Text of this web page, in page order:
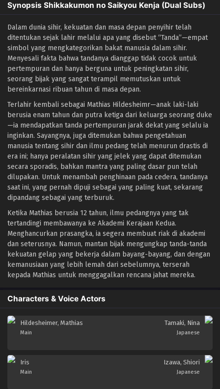
Synopsis Shikkakumon no Saikyou Kenja (Dual Subs)
Dalam dunia sihir, kekuatan dan masa depan penyihir telah
ditentukan sejak lahir melalui apa yang disebut “Tanda”—empat
simbol yang mengkategorikan bakat manusia dalam sihir.
Menyesali fakta bahwa tandanya dianggap tidak cocok untuk
pertempuran dan hanya berguna untuk peningkatan sihir,
seorang bijak yang sangat terampil memutuskan untuk
bereinkarnasi ribuan tahun di masa depan.
Terlahir kembali sebagai Mathias Hildesheimr—anak laki-laki
berusia enam tahun dan putra ketiga dari keluarga seorang duke
—ia mendapatkan tanda pertempuran jarak dekat yang selalu ia
inginkan. Sayangnya, juga ditemukan bahwa pengetahuan
manusia tentang sihir dan ilmu pedang telah menurun drastis di
era ini; hanya peralatan sihir yang jelek yang dapat ditemukan
secara sporadis, bahkan mantra yang paling dasar pun telah
dilupakan. Untuk menambah penghinaan pada cedera, tandanya
saat ini, yang pernah dipuji sebagai yang paling kuat, sekarang
dipandang sebagai yang terburuk.
Ketika Mathias berusia 12 tahun, ilmu pedangnya yang tak
tertandingi membawanya ke Akademi Kerajaan Kedua.
Menghancurkan prasangka, ia segera membuat riak di akademi
dan seterusnya. Namun, mantan bijak mengungkap tanda-tanda
kekuatan gelap yang bekerja dalam bayang-bayang, dan dengan
kemanusiaan yang lebih lemah dari sebelumnya, terserah
kepada Mathias untuk menggagalkan rencana jahat mereka.
Characters & Voice Actors
Hildesheimer, Mathias
Main
Tamaki, Nina
Japanese
Iris
Main
Izawa, Shiori
Japanese